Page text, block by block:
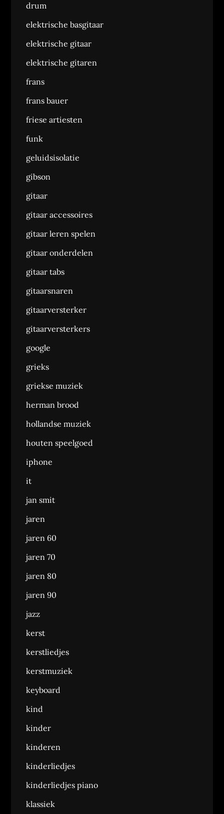
drum
elektrische basgitaar
elektrische gitaar
elektrische gitaren
frans
frans bauer
friese artiesten
funk
geluidsisolatie
gibson
gitaar
gitaar accessoires
gitaar leren spelen
gitaar onderdelen
gitaar tabs
gitaarsnaren
gitaarversterker
gitaarversterkers
google
grieks
griekse muziek
herman brood
hollandse muziek
houten speelgoed
iphone
it
jan smit
jaren
jaren 60
jaren 70
jaren 80
jaren 90
jazz
kerst
kerstliedjes
kerstmuziek
keyboard
kind
kinder
kinderen
kinderliedjes
kinderliedjes piano
klassiek